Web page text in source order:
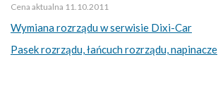
Cena aktualna 11.10.2011
Wymiana rozrządu w serwisie Dixi-Car
Pasek rozrządu, łańcuch rozrządu, napinacze